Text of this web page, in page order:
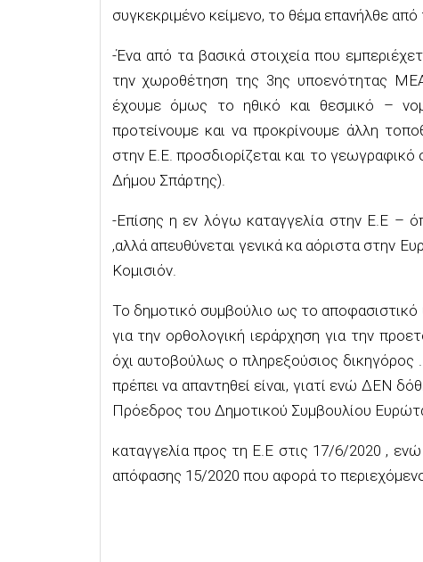
συγκεκριμένο κείμενο, το θέμα επανήλθε
-Ένα από τα βασικά στοιχεία που
την χωροθέτηση της 3ης υποενότητας
έχουμε όμως το ηθικό και θεσμικό –
προτείνουμε και να προκρίνουμε άλλη
στην Ε.Ε. προσδιορίζεται και το
Δήμου Σπάρτης).
-Επίσης η εν λόγω καταγγελία στην Ε.Ε –
,αλλά απευθύνεται γενικά κα αόριστα στην
Κομισιόν.
Το δημοτικό συμβούλιο ως το αποφασιστικό
για την ορθολογική ιεράρχηση για την
όχι αυτοβούλως ο πληρεξούσιος δικηγόρος
πρέπει να απαντηθεί είναι, γιατί ενώ ΔΕΝ
Πρόεδρος του Δημοτικού Συμβουλίου
καταγγελία προς τη Ε.Ε στις 17/6/2020 ,
απόφασης 15/2020 που αφορά το